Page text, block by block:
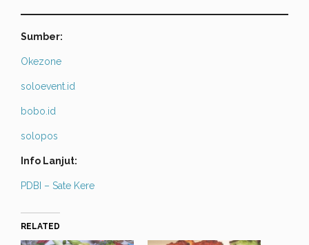
Sumber:
Okezone
soloevent.id
bobo.id
solopos
Info Lanjut:
PDBI – Sate Kere
RELATED